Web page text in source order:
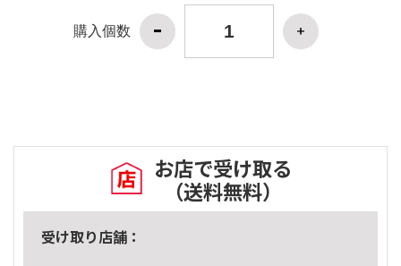
購入個数
お店で受け取る
（送料無料）
受け取り店舗：